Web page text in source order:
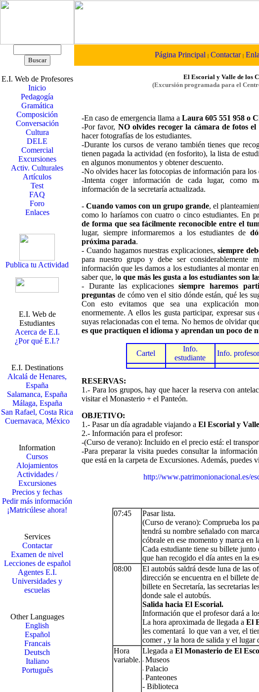
Página Principal | Contactar |
E.I. Web de Profesores
Inicio
Pedagogía
Gramática
Composición
Conversación
Cultura
DELE
Comercial
Excursiones
Activ. Culturales
Artículos
Test
FAQ
Foro
Enlaces
Publica tu Actividad
E.I. Web de
Estudiantes
Acerca de E.I.
¿Por qué E.I.?
E.I. Destinations
Alcalá de Henares,
España
Salamanca, España
Málaga, España
San Rafael, Costa Rica
Cuernavaca, México
Information
Cursos
Alojamientos
Actividades /
Excursiones
Precios y fechas
Pedir más información
¡Matricúlese ahora!
Services
Contactar
Examen de nivel
Lecciones de español
Agentes E.I.
Universidades y
escuelas
Other Languages
English
Español
Francais
Deutsch
Italiano
Português
El Escorial y Valle de los
(Excursión programada para el
-En caso de emergencia llama a Laura 605 551 958 o
-Por favor, NO olvides recoger la cámara de fotos el
hacer fotografías de los estudiantes.
-Durante los cursos de verano también tienes que
tienen pagada la actividad (en fosforito), la lista de
en algunos monumentos y obtener descuento.
-No olvides hacer las fotocopias de información para los
-Intenta coger información de cada lugar, como
información de la secretaría actualizada.
- Cuando vamos con un grupo grande, el
como lo haríamos con cuatro o cinco estudiantes. En
de forma que sea fácilmente reconocible entre el
lugar, siempre informaremos a los estudiantes de
próxima parada.
- Cuando hagamos nuestras explicaciones, siempre
para nuestro grupo y debe ser considerablemente
información que les damos a los estudiantes al montar
saber que, lo que más les gusta a los estudiantes son
- Durante las explicacionessiempre haremos
preguntas de cómo ven el sitio dónde están, qué les
Con esto evitamos que sea una explicación
enormemente. A ellos les gusta participar, expresar
suyas relacionadas con el tema. No hemos de olvidar
es que practiquen el idioma y aprendan un poco de
Cartel
Info.
estudiante
Info. profesor
RESERVAS:
1.- Para los grupos, hay que hacer la reserva con
visitar el Monasterio + el Panteón.
OBJETIVO:
1.- Pasar un día agradable viajando a El Escorial y
2.- Información para el profesor:
-(Curso de verano): Incluido en el precio está: el
-Para preparar la visita puedes consultar la
que está en la carpeta de Excursiones. Además, puedes
http://www.patrimonionacional.es/
07:45
Pasar lista.
(Curso de verano): Comprueba los
tendrá su nombre señalado con
cóbrale en ese momento y marca en
Cada estudiante tiene su billete
que han recogido el día antes en la
08:00
El autobús saldrá desde luna de las
dirección se encuentra en el billete
billete en Secretaría, las secretarias
donde sale el autobús.
Salida hacia El Escorial.
Información que el profesor dará a
La hora aproximada de llegada a El
les comentará lo que van a ver, el
comer , y la hora de salida y el lugar
Hora
variable.
Llegada a El Monasterio de El
- Museos
- Palacio
- Panteones
- Biblioteca